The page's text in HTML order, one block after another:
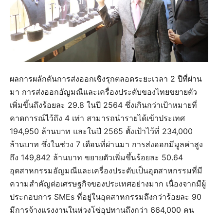
ผลการผลักดันการส่งออกเชิงรุกตลอดระยะเวลา 2 ปีที่ผ่าน
มา การส่งออกอัญมณีและเครื่องประดับของไทยขยายตัว
เพิ่มขึ้นถึงร้อยละ 29.8 ในปี 2564 ซึ่งเกินกว่าเป้าหมายที่
คาดการณ์ไว้ถึง 4 เท่า สามารถนำรายได้เข้าประเทศ
194,950 ล้านบาท และในปี 2565 ตั้งเป้าไว้ที่ 234,000
ล้านบาท ซึ่งในช่วง 7 เดือนที่ผ่านมา การส่งออกมีมูลค่าสูง
ถึง 149,842 ล้านบาท ขยายตัวเพิ่มขึ้นร้อยละ 50.64
อุตสาหกรรมอัญมณีและเครื่องประดับเป็นอุตสาหกรรมที่มี
ความสำคัญต่อเศรษฐกิจของประเทศอย่างมาก เนื่องจากมีผู้
ประกอบการ SMEs ที่อยู่ในอุตสาหกรรมถึงกว่าร้อยละ 90
มีการจ้างแรงงานในห่วงโซ่อุปทานถึงกว่า 664,000 คน